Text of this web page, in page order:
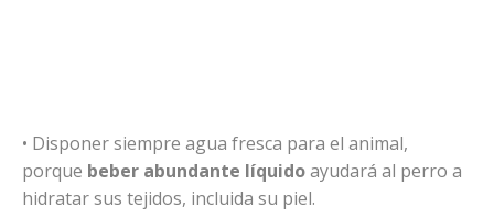
• Disponer siempre agua fresca para el animal,
porque beber abundante líquidoayudará al perro a
hidratar sus tejidos, incluida su piel.